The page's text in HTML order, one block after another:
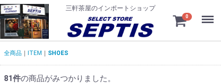
三軒茶屋のインポートショップ
0
全商品 ITEM SHOES
81件の商品がみつかりました。